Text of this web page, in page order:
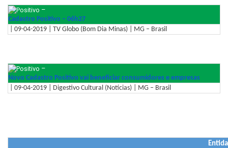
–
Cadastro Positivo – 06h27
| 09-04-2019 | TV Globo (Bom Dia Minas) | MG – Brasil
–
Novo Cadastro Positivo vai beneficiar consumidores e empresas
| 09-04-2019 | Digestivo Cultural (Notícias) | MG – Brasil